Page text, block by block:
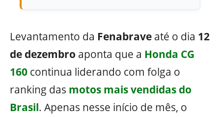
Levantamento da Fenabrave até o dia 12
de dezembro aponta que a Honda CG
160 continua liderando com folga o
ranking das motos mais vendidas do
Brasil. Apenas nesse início de mês, o